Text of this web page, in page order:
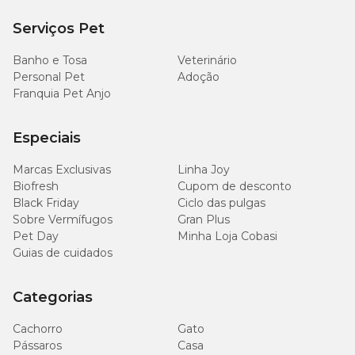
O que são Sub-Pelos?
É considerado sub-pelo a camada junto ao corpo do pet, que é
diferente da pelagem fofa e mais visível. Essa camada tem a
função de manter a temperatura corporal ideal, seja no frio ou no
FURminator ideal?
Porte de Cães:
1 a 12kg: porte pequeno
12 a 25kg: porte médio
25 a 40kg: porte grande
Gatos
Até 8kg: porte pequeno
Serviços Pet
Banho e Tosa
Veterinário
Personal Pet
Adoção
Franquia Pet Anjo
Especiais
Marcas Exclusivas
Linha Joy
Biofresh
Cupom de desconto
Black Friday
Ciclo das pulgas
Sobre Vermífugos
Gran Plus
Pet Day
Minha Loja Cobasi
Guias de cuidados
Categorias
Cachorro
Gato
Pássaros
Casa